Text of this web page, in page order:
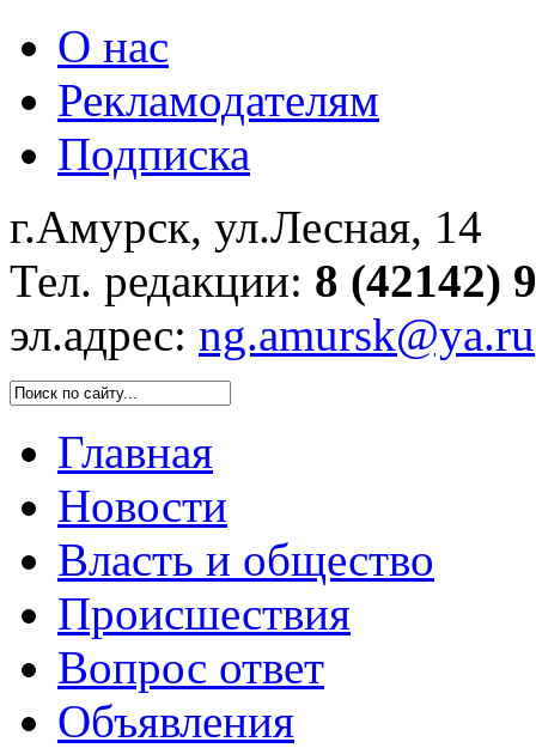
О нас
Рекламодателям
Подписка
г.Амурск, ул.Лесная, 14
Тел. редакции: 8 (42142)
эл.адрес: ng.amursk@ya.ru
Главная
Новости
Власть и общество
Происшествия
Вопрос ответ
Объявления